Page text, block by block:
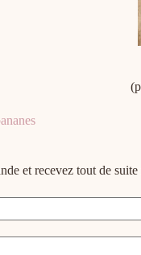
et recevez tout de